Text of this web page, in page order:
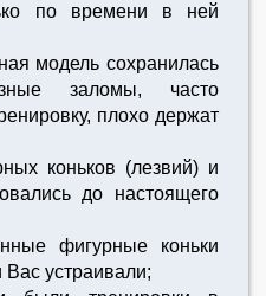
по времени в ней
модель сохранилась
заломы, часто
плохо держат
коньков (лезвий) и
до настоящего
фигурные коньки
Вас устраивали;